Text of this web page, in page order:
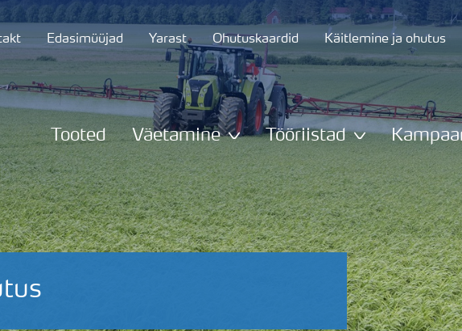
Edasimüüjad Yarast Ohutuskaardid Käitlemine ja ohutus
Tooted Väetamine Tööriistad